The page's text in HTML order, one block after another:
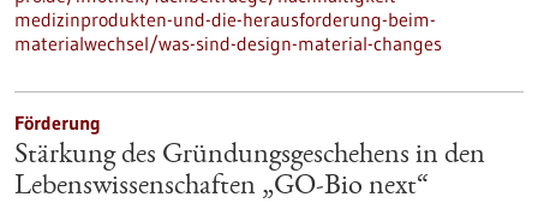
medizinprodukten-und-die-herausforderung-beim-
materialwechsel/was-sind-design-material-changes
Förderung
Stärkung des Gründungsgeschehens in den
Lebenswissenschaften „GO-Bio next“